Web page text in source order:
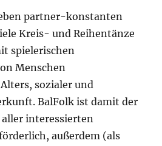
partner-konstanten
Kreis- und Reihentänze
spielerischen
Menschen
sozialer und
BalFolk ist damit der
interessierten
außerdem (als